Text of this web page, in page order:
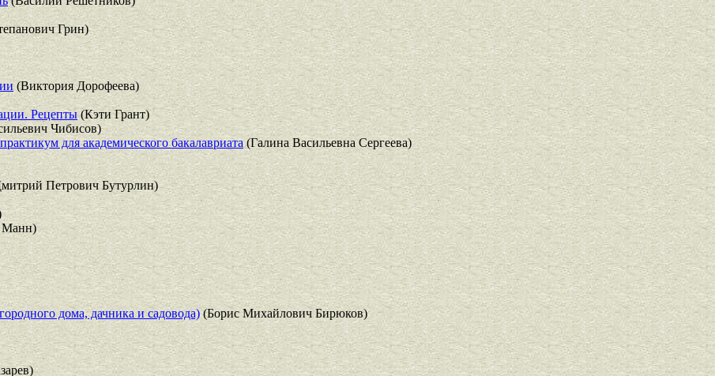
Грин)
(Виктория Дорофеева)
Рецепты(Кэти Грант)
Чибисов)
для академического бакалавриата(Галина Васильевна Сергеева)
Петрович Бутурлин)
Манн)
дома, дачника и садовода)(Борис Михайлович Бирюков)